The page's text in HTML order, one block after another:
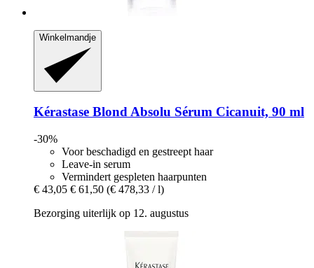
Winkelmandje
Kérastase Blond Absolu Sérum Cicanuit, 90 ml
-30%
Voor beschadigd en gestreept haar
Leave-in serum
Vermindert gespleten haarpunten
€ 43,05 € 61,50 (€ 478,33 / l)
Bezorging uiterlijk op 12. augustus